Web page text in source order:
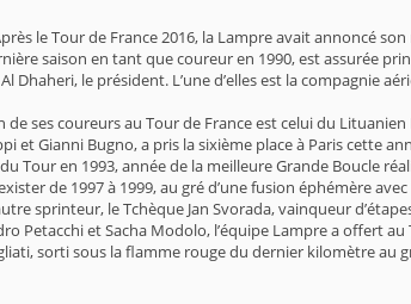
le Tour de France 2016, la Lampre avait annoncé
saison en tant que coureur en 1990, est assurée
le président. L’une d’elles est la compagnie
ses coureurs au Tour de France est celui du
et Gianni Bugno, a pris la sixième place à Paris cette
Tour en 1993, année de la meilleure Grande Boucle
de 1997 à 1999, au gré d’une fusion éphémère
sprinteur, le Tchèque Jan Svorada, vainqueur
Petacchi et Sacha Modolo, l’équipe Lampre a offert
sorti sous la flamme rouge du dernier kilomètre au